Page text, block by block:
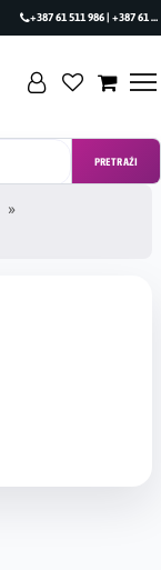
+387 61 511 986 | +387 61 493 470
PRETRAŽI